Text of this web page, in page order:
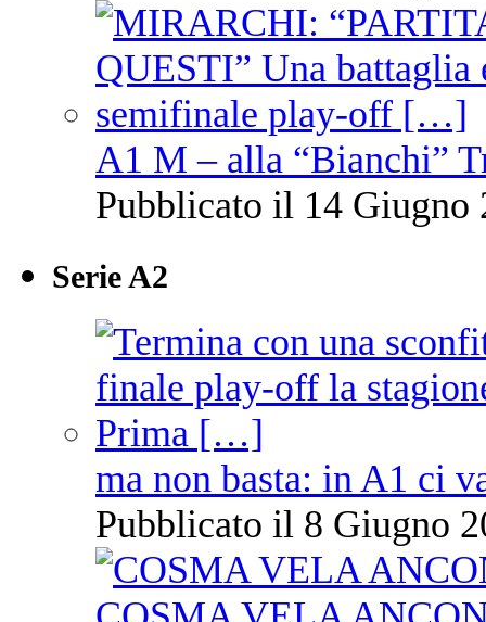
A1 M – alla “Bianchi”
Pubblicato il 14 Giugno
Serie A2
ma non basta: in A1 ci
Pubblicato il 8 Giugno